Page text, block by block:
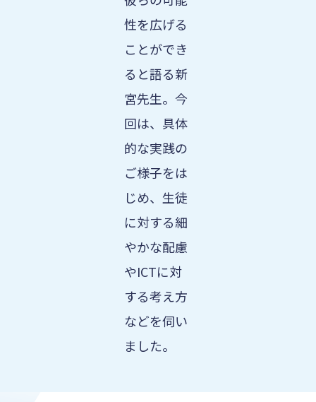
性を広げる
ことができ
ると語る新
宮先生。今
回は、具体
的な実践の
ご様子をは
じめ、生徒
に対する細
やかな配慮
やICTに対
する考え方
などを伺い
ました。